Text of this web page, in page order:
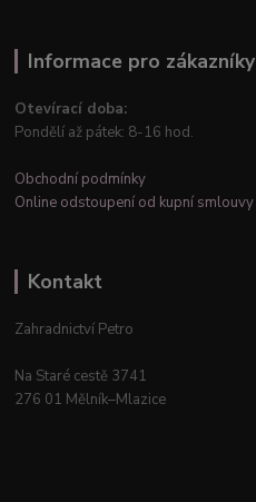
Informace pro zákazníky
Otevírací doba:
Pondělí až pátek: 8-16 hod.
Obchodní podmínky
Online odstoupení od kupní smlouvy
Kontakt
Zahradnictví Petro
Na Staré cestě 3741
276 01 Mělník–Mlazice